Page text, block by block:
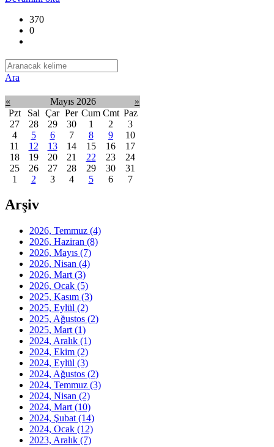
370
0
Ara
« Mayıs 2026
»
Pzt
Sal Çar Per Cum Cmt Paz
27
28 29 30 1 2
3
4
5 6 7 8 9
10
11
12 13 14 15 16
17
18
19 20 21 22 23
24
25
26 27 28 29 30
31
1
2 3 4 5 6 7
Arşiv
2026, Temmuz (4)
2026, Haziran (8)
2026, Mayıs (7)
2026, Nisan (4)
2026, Mart (3)
2026, Ocak (5)
2025, Kasım (3)
2025, Eylül (2)
2025, Ağustos (2)
2025, Mart (1)
2024, Aralık (1)
2024, Ekim (2)
2024, Eylül (3)
2024, Ağustos (2)
2024, Temmuz (3)
2024, Nisan (2)
2024, Mart (10)
2024, Şubat (14)
2024, Ocak (12)
2023, Aralık (7)